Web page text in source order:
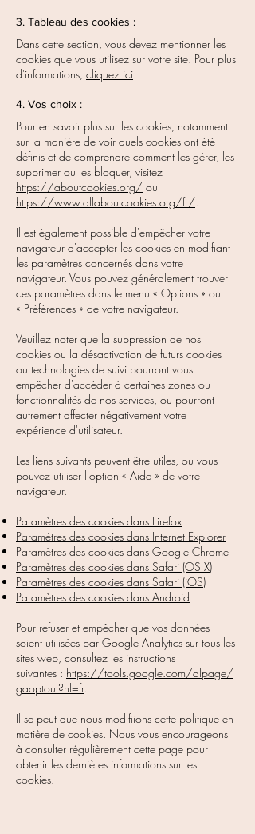
3. Tableau des cookies :
Dans cette section, vous devez mentionner les
cookies que vous utilisez sur votre site. Pour plus
d'informations, cliquez ici.
4. Vos choix :
Pour en savoir plus sur les cookies, notamment
sur la manière de voir quels cookies ont été
définis et de comprendre comment les gérer, les
supprimer ou les bloquer, visitez
https://aboutcookies.org/ ou
https://www.allaboutcookies.org/fr/.
Il est également possible d'empêcher votre
navigateur d'accepter les cookies en modifiant
les paramètres concernés dans votre
navigateur. Vous pouvez généralement trouver
ces paramètres dans le menu « Options » ou
« Préférences » de votre navigateur.
Veuillez noter que la suppression de nos
cookies ou la désactivation de futurs cookies
ou technologies de suivi pourront vous
empêcher d'accéder à certaines zones ou
fonctionnalités de nos services, ou pourront
autrement affecter négativement votre
expérience d'utilisateur.
Les liens suivants peuvent être utiles, ou vous
pouvez utiliser l'option « Aide » de votre
navigateur.
Paramètres des cookies dans Firefox
Paramètres des cookies dans Internet Explorer
Paramètres des cookies dans Google Chrome
Paramètres des cookies dans Safari (OS X)
Paramètres des cookies dans Safari (iOS)
Paramètres des cookies dans Android
Pour refuser et empêcher que vos données
soient utilisées par Google Analytics sur tous les
sites web, consultez les instructions
suivantes : https://tools.google.com/dlpage/
gaoptout?hl=fr.
Il se peut que nous modifiions cette politique en
matière de cookies. Nous vous encourageons
à consulter régulièrement cette page pour
obtenir les dernières informations sur les
cookies.